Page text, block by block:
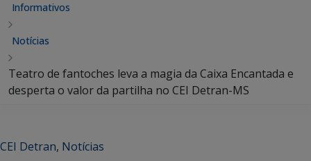
Informativos
Notícias
Teatro de fantoches leva a magia da Caixa Encantada e
desperta o valor da partilha no CEI Detran-MS
CEI Detran, Notícias